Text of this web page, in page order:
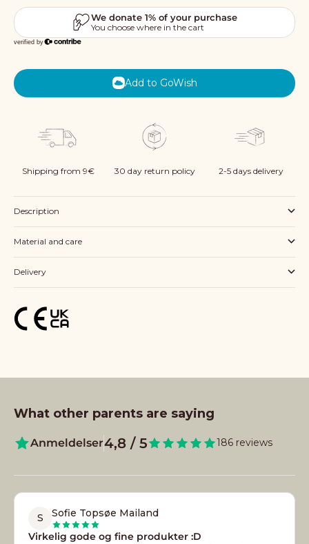
Add to GoWish
Shipping from 9€ 30 day return policy 2-5 days delivery
Description
Material and care
Delivery
What other parents are saying
Anmeldelser4,8 / 5 186 reviews
S
Sofie Topsøe Mailand
Virkelig gode og fine produkter :D